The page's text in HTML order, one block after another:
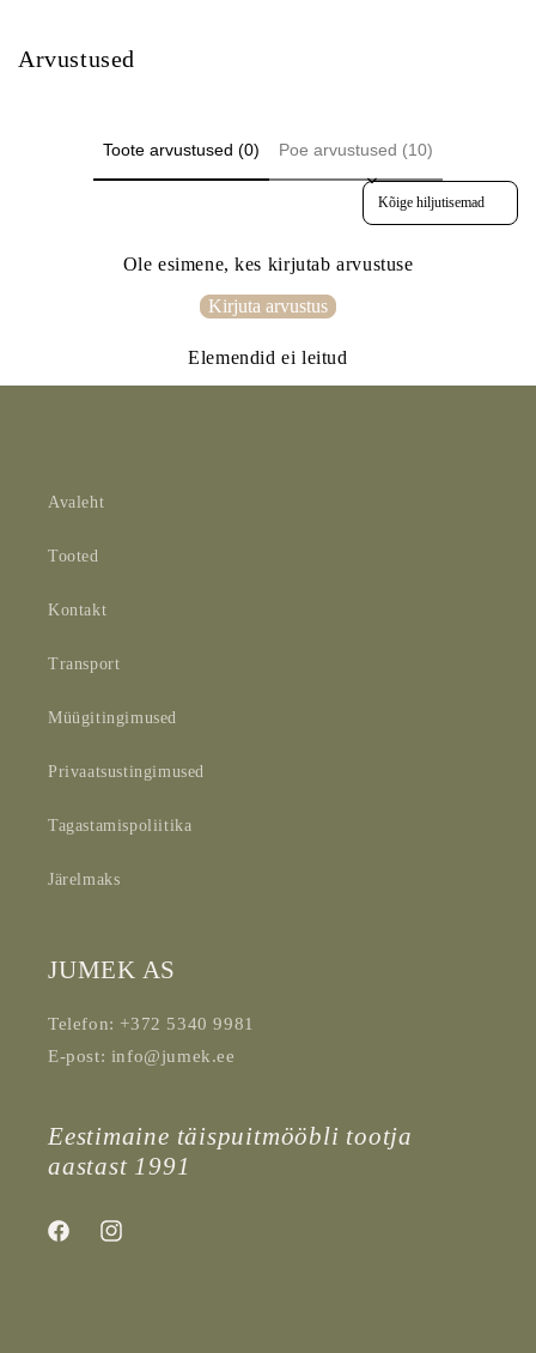
Arvustused
Toote arvustused (0) Poe arvustused (10)
Sort reviews by
Ole esimene, kes kirjutab arvustuse
Kirjuta arvustus
Elemendid ei leitud
Avaleht
Tooted
Kontakt
Transport
Müügitingimused
Privaatsustingimused
Tagastamispoliitika
Järelmaks
JUMEK AS
Telefon: +372 5340 9981
E-post: info@jumek.ee
Eestimaine täispuitmööbli tootja
aastast 1991
FacebookInstagram